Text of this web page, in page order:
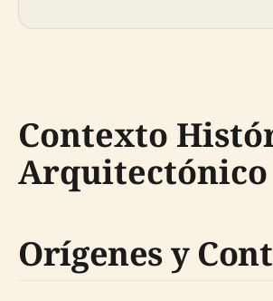
Contexto
Arquitectónico
Orígenes y